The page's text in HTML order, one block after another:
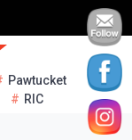
Pawtucket
RIC